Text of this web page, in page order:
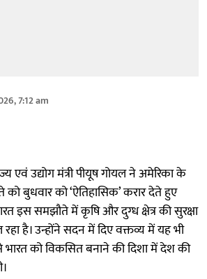
7:12 am
एवं उद्योग मंत्री पीयूष गोयल ने अमेरिका के
बुधवार को ‘ऐतिहासिक’ करार देते हुए
इस समझौते में कृषि और दुग्ध क्षेत्र की सुरक्षा
है। उन्होंने सदन में दिए वक्तव्य में यह भी
को विकसित बनाने की दिशा में देश की